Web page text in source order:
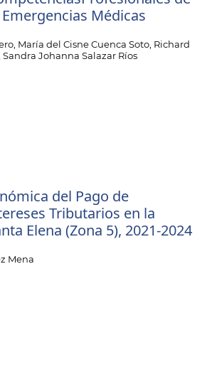
Médicas
María del Cisne Cuenca Soto, Richard
Johanna Salazar Ríos
del Pago de
Tributarios en la
Elena (Zona 5), 2021-2024
Mena